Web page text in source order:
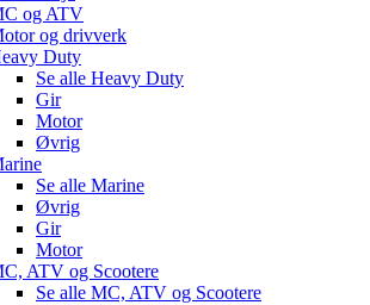
og ATV
og drivverk
Duty
Se alle Heavy Duty
Gir
Motor
Øvrig
Se alle Marine
Øvrig
Gir
Motor
ATV og Scootere
Se alle MC, ATV og Scootere